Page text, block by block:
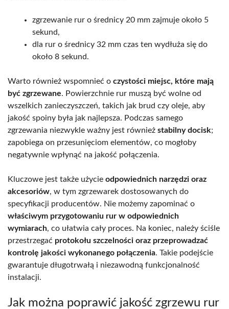
zgrzewanie rur o średnicy 20 mm zajmuje około 5
sekund,
dla rur o średnicy 32 mm czas ten wydłuża się do
około 8 sekund.
Warto również wspomnieć o czystości miejsc, które mają
być zgrzewane. Powierzchnie rur muszą być wolne od
wszelkich zanieczyszczeń, takich jak brud czy oleje, aby
jakość spoiny była jak najlepsza. Podczas samego
zgrzewania niezwykle ważny jest również stabilny docisk;
zapobiega on przesunięciom elementów, co mogłoby
negatywnie wpłynąć na jakość połączenia.
Kluczowe jest także użycie odpowiednich narzędzi oraz
akcesoriów, w tym zgrzewarek dostosowanych do
specyfikacji producentów. Nie możemy zapominać o
właściwym przygotowaniu rur w odpowiednich
wymiarach, co ułatwia cały proces. Na koniec, należy ściśle
przestrzegać protokołu szczelności oraz przeprowadzać
kontrolę jakości wykonanego połączenia. Takie podejście
gwarantuje długotrwałą i niezawodną funkcjonalność
instalacji.
Jak można poprawić jakość zgrzewu rur